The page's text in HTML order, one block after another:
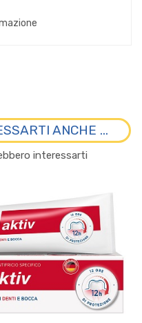
ANCHE ...
interessarti